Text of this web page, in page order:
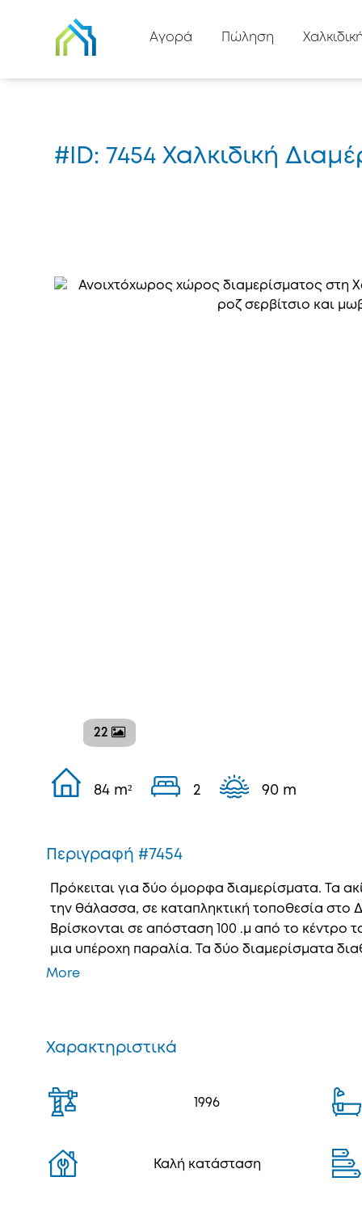
Αγορά Πώληση
#ID: 7454 Χαλκιδική
22
84 m² 2 90 m
Περιγραφή #7454
Πρόκειται για δύο όμορφα διαμερίσματα. Τα
την θάλασσα, σε καταπληκτική τοποθεσία στο
Βρίσκονται σε απόσταση 100 .μ από το κέντρο
μια υπέροχη παραλία. Τα δύο διαμερίσματα
More
Χαρακτηριστικά
1996
Καλή κατάσταση